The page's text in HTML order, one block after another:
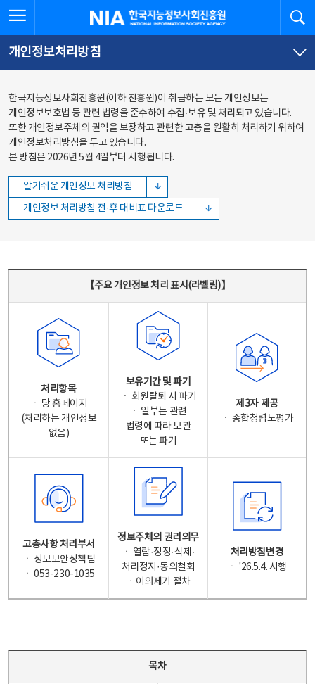
바로가기
바로가기
한국지능정보사회진흥원
개인정보처리방침
한국지능정보사회진흥원(이하 진흥원)이 취급하는 모든 개인정보는
개인정보보호법 등 관련 법령을 준수하여 수집·보유 및 처리되고 있습니다.
또한 개인정보주체의 권익을 보장하고 관련한 고충을 원활히 처리하기 위하여
개인정보처리방침을 두고 있습니다.
본 방침은 2026년 5월 4일부터 시행됩니다.
알기쉬운 개인정보 처리방침
개인정보 처리방침 전·후 대비표 다운로드
【주요 개인정보 처리 표시(라벨링)】
처리항목
ㆍ 당 홈페이지
(처리하는 개인정보
없음)
보유기간 및 파기
ㆍ 회원탈퇴 시 파기
ㆍ 일부는 관련
법령에 따라 보관
또는 파기
제3자 제공
ㆍ 종합청렴도평가
고충사항 처리부서
ㆍ 정보보안정책팀
ㆍ 053-230-1035
정보주체의 권리의무
ㆍ 열람·정정·삭제·
처리정지·동의철회
ㆍ이의제기 절차
처리방침변경
ㆍ '26.5.4. 시행
목차